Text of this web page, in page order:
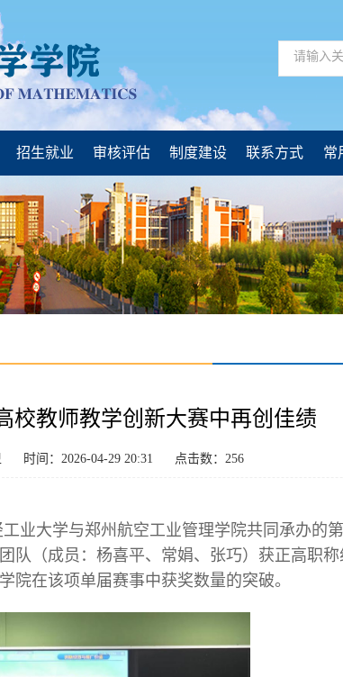
招生就业 审核评估 制度建设 联系方式 常
校教师教学创新大赛中再创佳绩
时间：2026-04-29 20:31 点击数： 256
业大学与郑州航空工业管理学院共同承办的
（成员：杨喜平、常娟、张巧）获正高职
院在该项单届赛事中获奖数量的突破。